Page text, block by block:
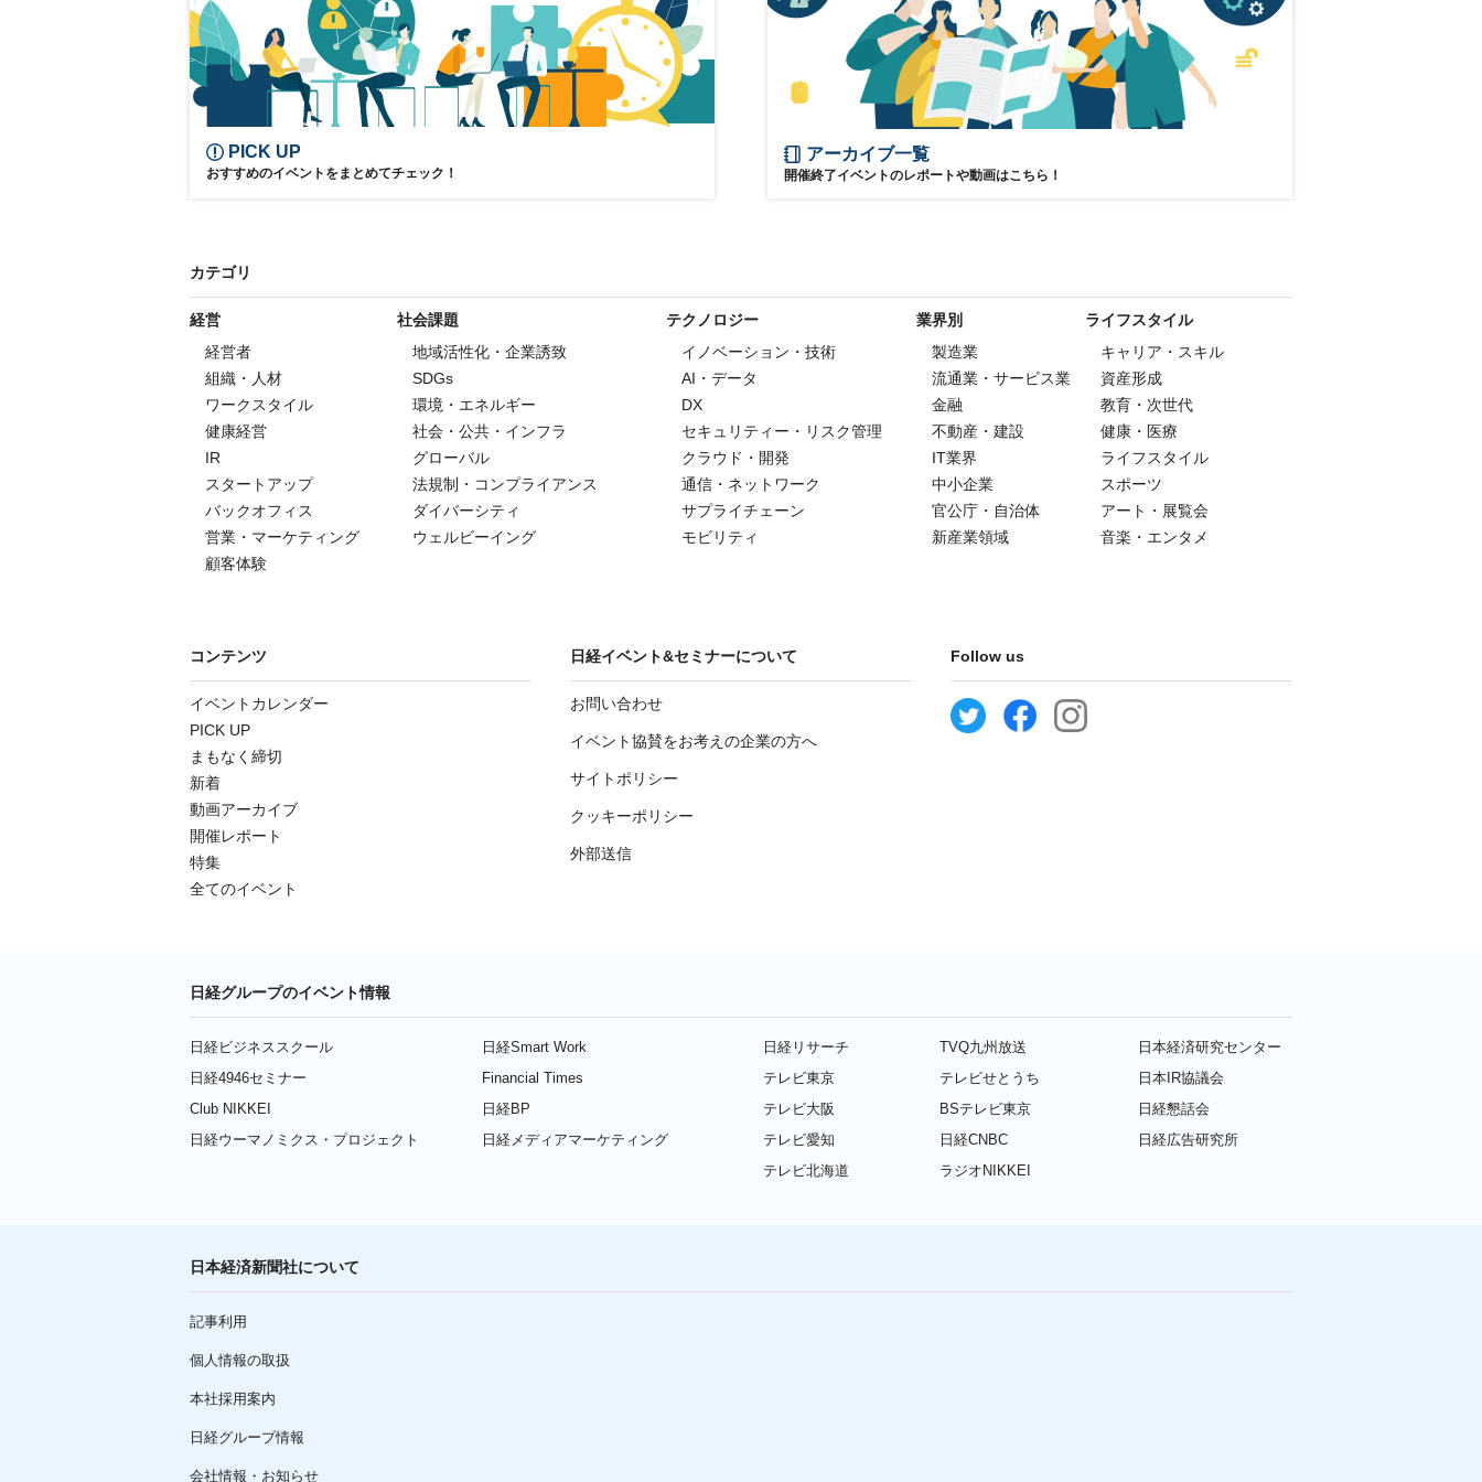
学生向け 日経アジア300
PICK UP
おすすめのイベントをまとめてチェック！
アーカイブ一覧
開催終了イベントのレポートや動画はこちら！
カテゴリ
経営
経営者
組織・人材
ワークスタイル
健康経営
IR
スタートアップ
バックオフィス
営業・マーケティング
顧客体験
社会課題
地域活性化・企業誘致
SDGs
環境・エネルギー
社会・公共・インフラ
グローバル
法規制・コンプライアンス
ダイバーシティ
ウェルビーイング
テクノロジー
イノベーション・技術
AI・データ
DX
セキュリティー・リスク管理
クラウド・開発
通信・ネットワーク
サプライチェーン
モビリティ
業界別
製造業
流通業・サービス業
金融
不動産・建設
IT業界
中小企業
官公庁・自治体
新産業領域
ライフスタイル
キャリア・スキル
資産形成
教育・次世代
健康・医療
ライフスタイル
スポーツ
アート・展覧会
音楽・エンタメ
コンテンツ
イベントカレンダー
PICK UP
まもなく締切
新着
動画アーカイブ
開催レポート
特集
全てのイベント
日経イベント&セミナーについて
お問い合わせ
イベント協賛をお考えの企業の方へ
サイトポリシー
クッキーポリシー
外部送信
Follow us
日経グループのイベント情報
日経ビジネススクール
日経4946セミナー
Club NIKKEI
日経ウーマノミクス・プロジェクト
日経Smart Work
Financial Times
日経BP
日経メディアマーケティング
日経リサーチ
テレビ東京
テレビ大阪
テレビ愛知
テレビ北海道
TVQ九州放送
テレビせとうち
BSテレビ東京
日経CNBC
ラジオNIKKEI
日本経済研究センター
日本IR協議会
日経懇話会
日経広告研究所
日本経済新聞社について
記事利用
個人情報の取扱
本社採用案内
日経グループ情報
会社情報・お知らせ